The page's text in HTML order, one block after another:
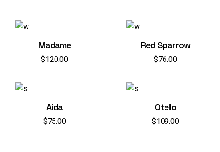
Madame
$120.00
Red Sparrow
$76.00
Aida
$75.00
Otello
$109.00